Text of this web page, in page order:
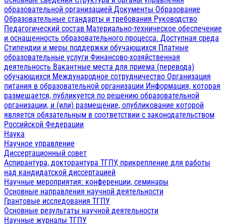
образовательной организацией Документы Образование
Образовательные стандарты и требования Руководство
Педагогический состав Материально-техническое обеспечение
и оснащенность образовательного процесса. Доступная среда
Стипендии и меры поддержки обучающихся Платные
образовательные услуги Финансово-хозяйственная
деятельность Вакантные места для приема (перевода)
обучающихся Международное сотрудничество Организация
питания в образовательной организации Информация, которая
размещается, публикуется по решению образовательной
организации, и (или) размещение, опубликование которой
является обязательным в соответствии с законодательством
Российской Федерации
Наука
Научное управление
Диссертационный совет
Аспирантура, докторантура ТГПУ, прикрепление для работы
над кандидатской диссертацией
Научные мероприятия: конференции, семинары
Основные направления научной деятельности
Грантовые исследования ТГПУ
Основные результаты научной деятельности
Научные журналы ТГПУ